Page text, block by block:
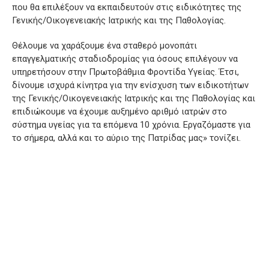
που θα επιλέξουν να εκπαιδευτούν στις ειδικότητες της
Γενικής/Οικογενειακής Ιατρικής και της Παθολογίας.
Θέλουμε να χαράξουμε ένα σταθερό μονοπάτι
επαγγελματικής σταδιοδρομίας για όσους επιλέγουν να
υπηρετήσουν στην Πρωτοβάθμια Φροντίδα Υγείας. Έτσι,
δίνουμε ισχυρά κίνητρα για την ενίσχυση των ειδικοτήτων
της Γενικής/Οικογενειακής Ιατρικής και της Παθολογίας και
επιδιώκουμε να έχουμε αυξημένο αριθμό ιατρών στο
σύστημα υγείας για τα επόμενα 10 χρόνια. Εργαζόμαστε για
το σήμερα, αλλά και το αύριο της Πατρίδας μας» τονίζει.